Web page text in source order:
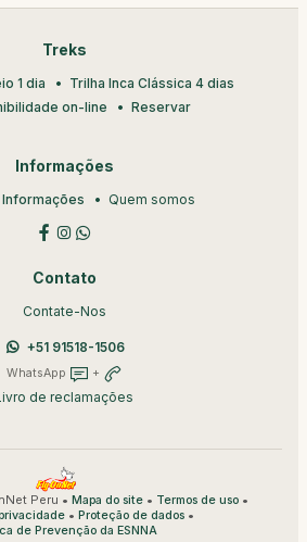
Treks
1 dia
Trilha Inca Clássica 4 dias
on-line
Reservar
Informações
Quem somos
Contato
Contate-Nos
+51 91518-1506
WhatsApp +
de reclamações
Peru • Mapa do site• Termos de uso•
• Proteção de dados •
de Prevenção da ESNNA